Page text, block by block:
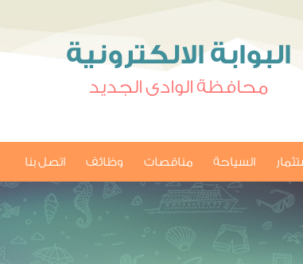
البوابة الالكترونية
محافظة الوادى الجديد
السياحة مناقصات وظائف اتصل بنا